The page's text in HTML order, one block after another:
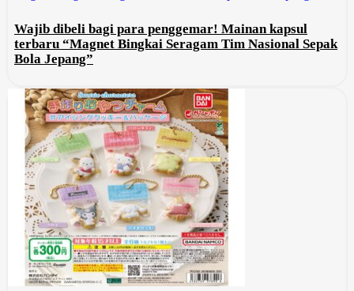
Wajib dibeli bagi para penggemar! Mainan kapsul
terbaru “Magnet Bingkai Seragam Tim Nasional Sepak
Bola Jepang”